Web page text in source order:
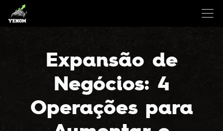
Expansão de
Negócios: 4
Operações para